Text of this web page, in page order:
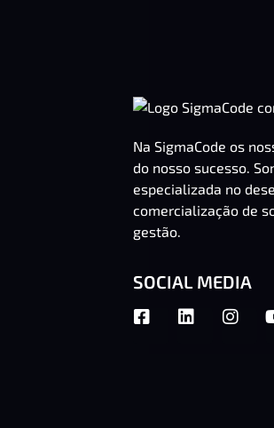
Na SigmaCode os
do nosso sucesso.
especializada no
comercialização de
gestão.
SOCIAL MEDIA